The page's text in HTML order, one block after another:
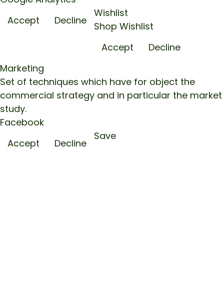
Accept
Decline
Wishlist
Shop Wishlist
Accept
Decline
Marketing
Set of techniques which have for object the
commercial strategy and in particular the market
study.
Facebook
Accept
Decline
Save